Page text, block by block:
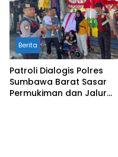
Berita
Patroli Dialogis Polres
Sumbawa Barat Sasar
Permukiman dan Jalur